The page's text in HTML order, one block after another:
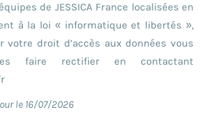
de JESSICA France localisées en
à la loi « informatique et libertés »,
votre droit d’accès aux données vous
faire rectifier en contactant
le 16/07/2026